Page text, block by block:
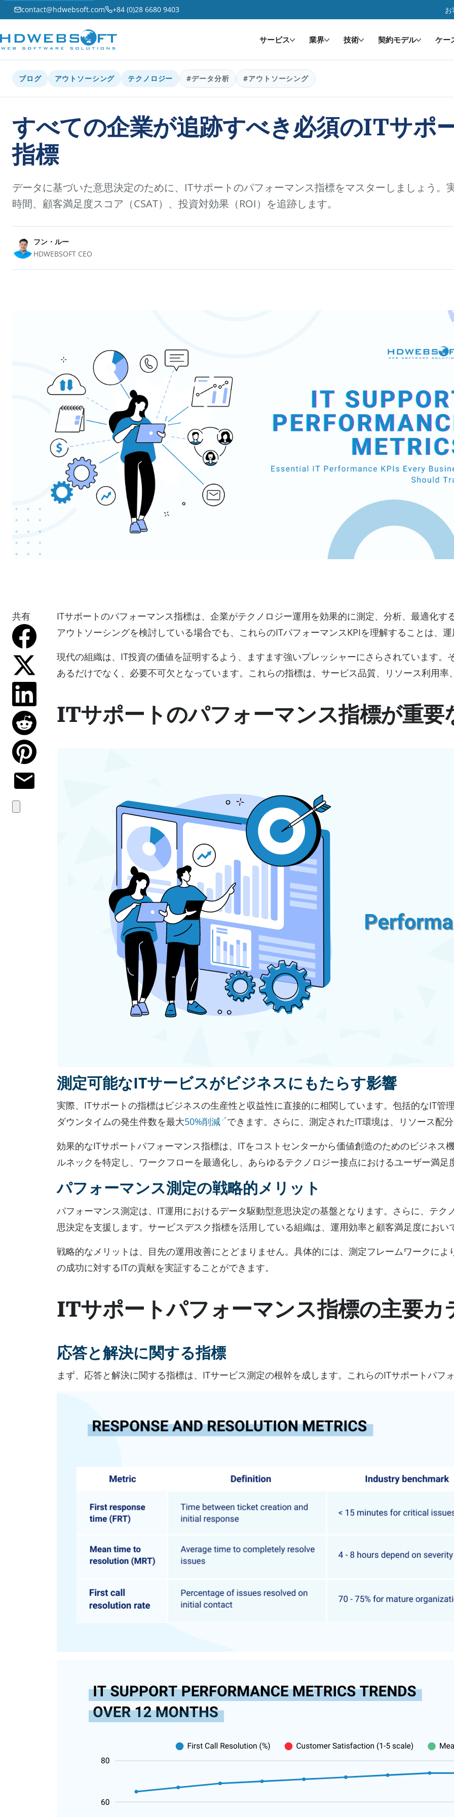
contact@hdwebsoft.com +84 (0)28 6680 9403
サービス 業界 技術 契約モデル ケー
ブログ アウトソーシング テクノロジー #データ分析 #アウトソーシング
すべての企業が追跡すべき必須のITサポ
指標
データに基づいた意思決定のために、ITサポートのパフォーマンス指標をマスターしましょう
時間、顧客満足度スコア（CSAT）、投資対効果（ROI）を追跡します。
フン・ルー
HDWEBSOFT CEO
共有
ITサポートのパフォーマンス指標は、企業がテクノロジー運用を効果的に測定、分析、最適化
アウトソーシングを検討している場合でも、これらのITパフォーマンスKPIを理解することは、
現代の組織は、IT投資の価値を証明するよう、ますます強いプレッシャーにさらされています
あるだけでなく、必要不可欠となっています。これらの指標は、サービス品質、リソース利用
ITサポートのパフォーマンス指標が重要
測定可能なITサービスがビジネスにもたらす影響
実際、ITサポートの指標はビジネスの生産性と収益性に直接的に相関しています。包括的なIT
ダウンタイムの発生件数を最大50%削減 できます。さらに、測定されたIT環境は、リソース配
効果的なITサポートパフォーマンス指標は、ITをコストセンターから価値創造のためのビジネ
ルネックを特定し、ワークフローを最適化し、あらゆるテクノロジー接点におけるユーザー満足
パフォーマンス測定の戦略的メリット
パフォーマンス測定は、IT運用におけるデータ駆動型意思決定の基盤となります。さらに、テ
思決定を支援します。サービスデスク指標を活用している組織は、運用効率と顧客満足度にお
戦略的なメリットは、目先の運用改善にとどまりません。具体的には、測定フレームワークに
の成功に対するITの貢献を実証することができます。
ITサポートパフォーマンス指標の主要カ
応答と解決に関する指標
まず、応答と解決に関する指標は、ITサービス測定の根幹を成します。これらのITサポートパ